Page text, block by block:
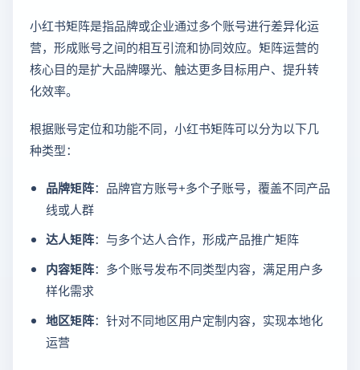
小红书矩阵是指品牌或企业通过多个账号进行差异化运
营，形成账号之间的相互引流和协同效应。矩阵运营的
核心目的是扩大品牌曝光、触达更多目标用户、提升转
化效率。
根据账号定位和功能不同，小红书矩阵可以分为以下几
种类型：
品牌矩阵：品牌官方账号+多个子账号，覆盖不同产品
线或人群
达人矩阵：与多个达人合作，形成产品推广矩阵
内容矩阵：多个账号发布不同类型内容，满足用户多
样化需求
地区矩阵：针对不同地区用户定制内容，实现本地化
运营